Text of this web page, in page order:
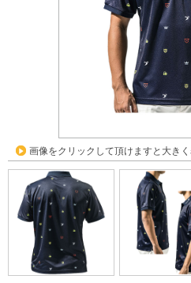
画像をクリックして頂けますと大き